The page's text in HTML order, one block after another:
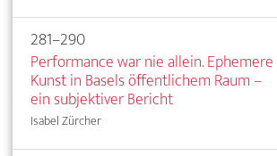
281–290
Performance war nie allein. Ephemere
Kunst in Basels öffentlichem Raum –
ein subjektiver Bericht
Isabel Zürcher